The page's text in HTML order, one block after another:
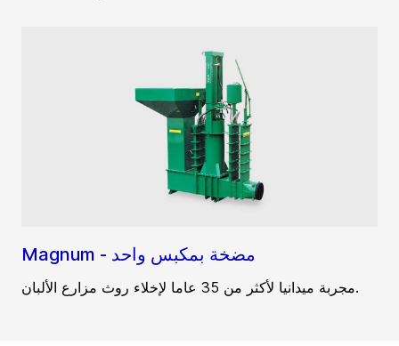
Magnum - مضخة بمكبس واحد
مجربة ميدانيا لأكثر من 35 عاما لإخلاء روث مزارع الألبان.